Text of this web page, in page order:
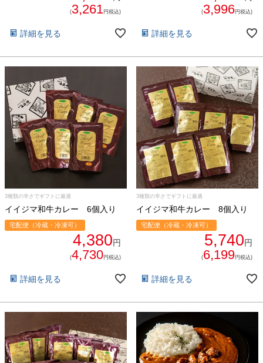
(3,261円税込)
詳細を見る
(3,996円税込)
詳細を見る
3種類の辛さでギフトに最適
イイジマ和牛カレー 6個入り
宅配便（冷蔵・冷凍可）
4,380円
(4,730円税込)
詳細を見る
3種類の辛さでギフトに最適
イイジマ和牛カレー 8個入り
宅配便（冷蔵・冷凍可）
5,740円
(6,199円税込)
詳細を見る